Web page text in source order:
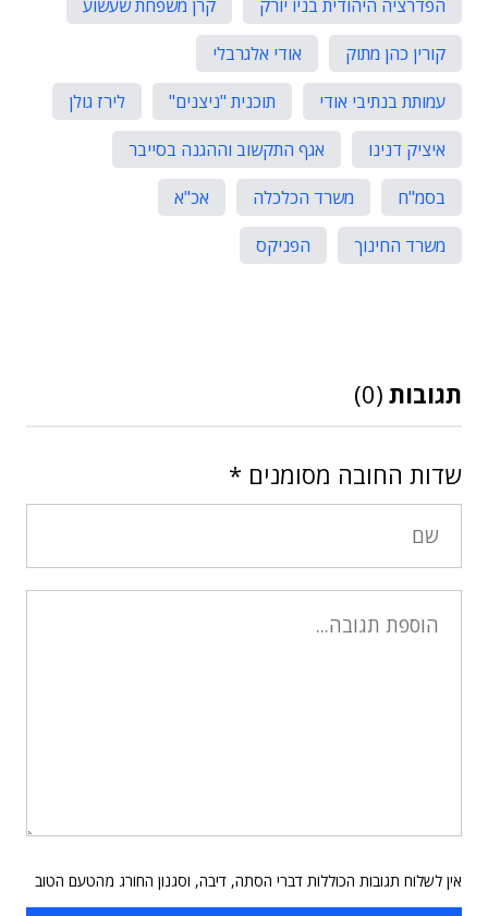
הפדרציה היהודית בניו יורק
קרן משפחת שעשוע
קורין כהן מתוק
אודי אלגרבלי
עמותת בנתיבי אודי
תוכנית "ניצנים"
לירז גולן
איציק דנינו
אגף התקשוב וההגנה בסייבר
בסמ"ח
משרד הכלכלה
אכ"א
משרד החינוך
הפניקס
תגובות (0)
שדות החובה מסומנים *
אין לשלוח תגובות הכוללות דברי הסתה, דיבה, וסגנון החורג מהטעם הטוב